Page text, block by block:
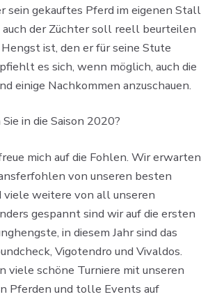
sein gekauftes Pferd im eigenen Stall
der Züchter soll reell beurteilen
ist, den er für seine Stute
es sich, wenn möglich, auch die
einige Nachkommen anzuschauen.
in die Saison 2020?
mich auf die Fohlen. Wir erwarten
von unseren besten
weitere von all unseren
gespannt sind wir auf die ersten
in diesem Jahr sind das
Vigotendro und Vivaldos.
viele schöne Turniere mit unseren
Pferden und tolle Events auf